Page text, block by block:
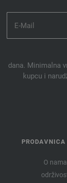
dana. Minimalna
kupcu i
O nama